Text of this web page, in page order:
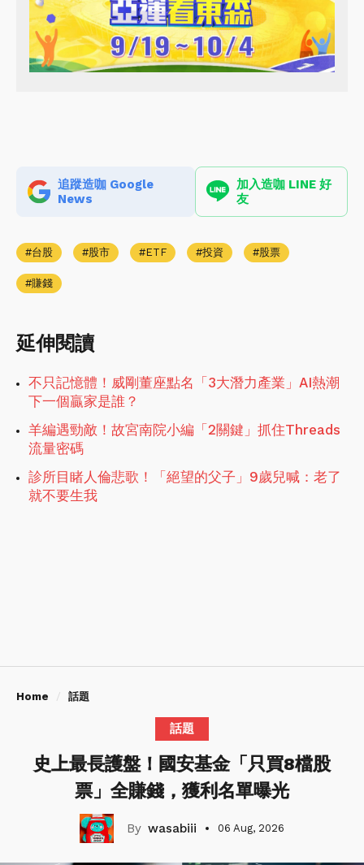
追蹤造咖 Google
News
加入造咖 LINE 好
友
台股 股市 ETF 投資 股票
賺錢
延伸閱讀
不只記憶體！威剛董座點名「3大潛力產業」AI熱潮
下一個贏家是誰？
羊編遇勁敵！故宮南院小編「2關鍵」抓住Threads
流量密碼
診所目睹人倫悲歌！「絕望的父子」9歲兒喊：老了
就不要生我
Home 話題
話題
史上最長護盤！國安基金「只買8檔股
票」全賺錢，獲利名單曝光
wasabiii 06 Aug, 2026